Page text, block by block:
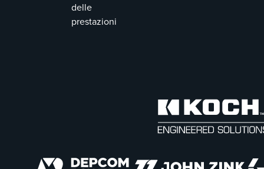
delle
prestazioni